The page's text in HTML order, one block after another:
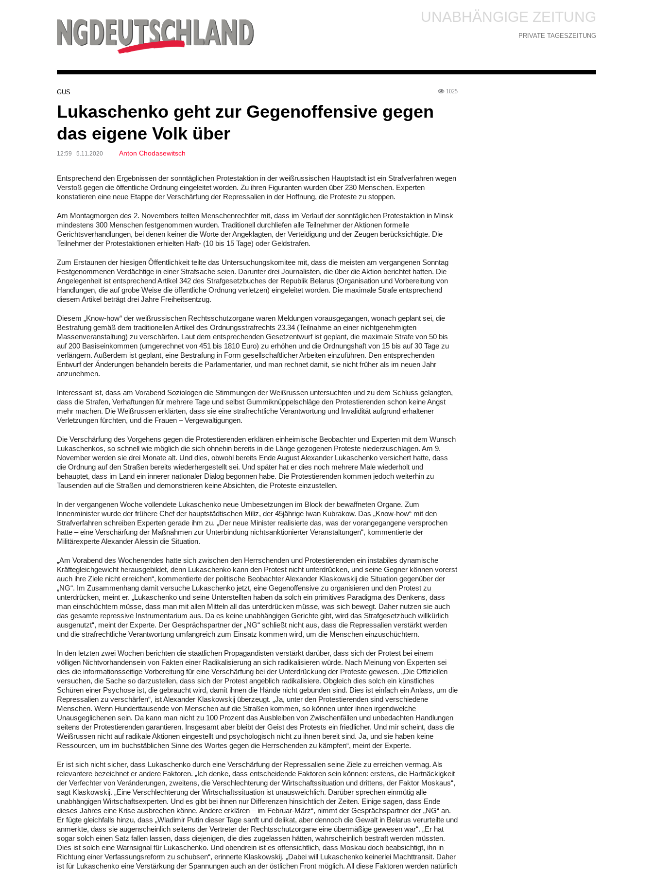
UNABHÄNGIGE ZEITUNG
PRIVATE TAGESZEITUNG
GUS 1025
Lukaschenko geht zur Gegenoffensive gegen
das eigene Volk über
12:59 5.11.2020 Anton Chodasewitsch
Entsprechend den Ergebnissen der sonntäglichen Protestaktion in der weißrussischen Hauptstadt ist ein Strafverfahren wegen
Verstoß gegen die öffentliche Ordnung eingeleitet worden. Zu ihren Figuranten wurden über 230 Menschen. Experten
konstatieren eine neue Etappe der Verschärfung der Repressalien in der Hoffnung, die Proteste zu stoppen.
Am Montagmorgen des 2. Novembers teilten Menschenrechtler mit, dass im Verlauf der sonntäglichen Protestaktion in Minsk
mindestens 300 Menschen festgenommen wurden. Traditionell durchliefen alle Teilnehmer der Aktionen formelle
Gerichtsverhandlungen, bei denen keiner die Worte der Angeklagten, der Verteidigung und der Zeugen berücksichtigte. Die
Teilnehmer der Protestaktionen erhielten Haft- (10 bis 15 Tage) oder Geldstrafen.
Zum Erstaunen der hiesigen Öffentlichkeit teilte das Untersuchungskomitee mit, dass die meisten am vergangenen Sonntag
Festgenommenen Verdächtige in einer Strafsache seien. Darunter drei Journalisten, die über die Aktion berichtet hatten. Die
Angelegenheit ist entsprechend Artikel 342 des Strafgesetzbuches der Republik Belarus (Organisation und Vorbereitung von
Handlungen, die auf grobe Weise die öffentliche Ordnung verletzen) eingeleitet worden. Die maximale Strafe entsprechend
diesem Artikel beträgt drei Jahre Freiheitsentzug.
Diesem „Know-how“ der weißrussischen Rechtsschutzorgane waren Meldungen vorausgegangen, wonach geplant sei, die
Bestrafung gemäß dem traditionellen Artikel des Ordnungsstrafrechts 23.34 (Teilnahme an einer nichtgenehmigten
Massenveranstaltung) zu verschärfen. Laut dem entsprechenden Gesetzentwurf ist geplant, die maximale Strafe von 50 bis
auf 200 Basiseinkommen (umgerechnet von 451 bis 1810 Euro) zu erhöhen und die Ordnungshaft von 15 bis auf 30 Tage zu
verlängern. Außerdem ist geplant, eine Bestrafung in Form gesellschaftlicher Arbeiten einzuführen. Den entsprechenden
Entwurf der Änderungen behandeln bereits die Parlamentarier, und man rechnet damit, sie nicht früher als im neuen Jahr
anzunehmen.
Interessant ist, dass am Vorabend Soziologen die Stimmungen der Weißrussen untersuchten und zu dem Schluss gelangten,
dass die Strafen, Verhaftungen für mehrere Tage und selbst Gummiknüppelschläge den Protestierenden schon keine Angst
mehr machen. Die Weißrussen erklärten, dass sie eine strafrechtliche Verantwortung und Invalidität aufgrund erhaltener
Verletzungen fürchten, und die Frauen – Vergewaltigungen.
Die Verschärfung des Vorgehens gegen die Protestierenden erklären einheimische Beobachter und Experten mit dem Wunsch
Lukaschenkos, so schnell wie möglich die sich ohnehin bereits in die Länge gezogenen Proteste niederzuschlagen. Am 9.
November werden sie drei Monate alt. Und dies, obwohl bereits Ende August Alexander Lukaschenko versichert hatte, dass
die Ordnung auf den Straßen bereits wiederhergestellt sei. Und später hat er dies noch mehrere Male wiederholt und
behauptet, dass im Land ein innerer nationaler Dialog begonnen habe. Die Protestierenden kommen jedoch weiterhin zu
Tausenden auf die Straßen und demonstrieren keine Absichten, die Proteste einzustellen.
In der vergangenen Woche vollendete Lukaschenko neue Umbesetzungen im Block der bewaffneten Organe. Zum
Innenminister wurde der frühere Chef der hauptstädtischen Miliz, der 45jährige Iwan Kubrakow. Das „Know-how“ mit den
Strafverfahren schreiben Experten gerade ihm zu. „Der neue Minister realisierte das, was der vorangegangene versprochen
hatte – eine Verschärfung der Maßnahmen zur Unterbindung nichtsanktionierter Veranstaltungen“, kommentierte der
Militärexperte Alexander Alessin die Situation.
„Am Vorabend des Wochenendes hatte sich zwischen den Herrschenden und Protestierenden ein instabiles dynamische
Kräftegleichgewicht herausgebildet, denn Lukaschenko kann den Protest nicht unterdrücken, und seine Gegner können vorerst
auch ihre Ziele nicht erreichen“, kommentierte der politische Beobachter Alexander Klaskowskij die Situation gegenüber der
„NG“. Im Zusammenhang damit versuche Lukaschenko jetzt, eine Gegenoffensive zu organisieren und den Protest zu
unterdrücken, meint er. „Lukaschenko und seine Unterstellten haben da solch ein primitives Paradigma des Denkens, dass
man einschüchtern müsse, dass man mit allen Mitteln all das unterdrücken müsse, was sich bewegt. Daher nutzen sie auch
das gesamte repressive Instrumentarium aus. Da es keine unabhängigen Gerichte gibt, wird das Strafgesetzbuch willkürlich
ausgenutzt“, meint der Experte. Der Gesprächspartner der „NG“ schließt nicht aus, dass die Repressalien verstärkt werden
und die strafrechtliche Verantwortung umfangreich zum Einsatz kommen wird, um die Menschen einzuschüchtern.
In den letzten zwei Wochen berichten die staatlichen Propagandisten verstärkt darüber, dass sich der Protest bei einem
völligen Nichtvorhandensein von Fakten einer Radikalisierung an sich radikalisieren würde. Nach Meinung von Experten sei
dies die informationsseitige Vorbereitung für eine Verschärfung bei der Unterdrückung der Proteste gewesen. „Die Offiziellen
versuchen, die Sache so darzustellen, dass sich der Protest angeblich radikalisiere. Obgleich dies solch ein künstliches
Schüren einer Psychose ist, die gebraucht wird, damit ihnen die Hände nicht gebunden sind. Dies ist einfach ein Anlass, um die
Repressalien zu verschärfen“, ist Alexander Klaskowskij überzeugt. „Ja, unter den Protestierenden sind verschiedene
Menschen. Wenn Hunderttausende von Menschen auf die Straßen kommen, so können unter ihnen irgendwelche
Unausgeglichenen sein. Da kann man nicht zu 100 Prozent das Ausbleiben von Zwischenfällen und unbedachten Handlungen
seitens der Protestierenden garantieren. Insgesamt aber bleibt der Geist des Protests ein friedlicher. Und mir scheint, dass die
Weißrussen nicht auf radikale Aktionen eingestellt und psychologisch nicht zu ihnen bereit sind. Ja, und sie haben keine
Ressourcen, um im buchstäblichen Sinne des Wortes gegen die Herrschenden zu kämpfen“, meint der Experte.
Er ist sich nicht sicher, dass Lukaschenko durch eine Verschärfung der Repressalien seine Ziele zu erreichen vermag. Als
relevantere bezeichnet er andere Faktoren. „Ich denke, dass entscheidende Faktoren sein können: erstens, die Hartnäckigkeit
der Verfechter von Veränderungen, zweitens, die Verschlechterung der Wirtschaftssituation und drittens, der Faktor Moskaus“,
sagt Klaskowskij. „Eine Verschlechterung der Wirtschaftssituation ist unausweichlich. Darüber sprechen einmütig alle
unabhängigen Wirtschaftsexperten. Und es gibt bei ihnen nur Differenzen hinsichtlich der Zeiten. Einige sagen, dass Ende
dieses Jahres eine Krise ausbrechen könne. Andere erklären – im Februar-März“, nimmt der Gesprächspartner der „NG“ an.
Er fügte gleichfalls hinzu, dass „Wladimir Putin dieser Tage sanft und delikat, aber dennoch die Gewalt in Belarus verurteilte und
anmerkte, dass sie augenscheinlich seitens der Vertreter der Rechtsschutzorgane eine übermäßige gewesen war“. „Er hat
sogar solch einen Satz fallen lassen, dass diejenigen, die dies zugelassen hätten, wahrscheinlich bestraft werden müssten.
Dies ist solch eine Warnsignal für Lukaschenko. Und obendrein ist es offensichtlich, dass Moskau doch beabsichtigt, ihn in
Richtung einer Verfassungsreform zu schubsen“, erinnerte Klaskowskij. „Dabei will Lukaschenko keinerlei Machttransit. Daher
ist für Lukaschenko eine Verstärkung der Spannungen auch an der östlichen Front möglich. All diese Faktoren werden natürlich